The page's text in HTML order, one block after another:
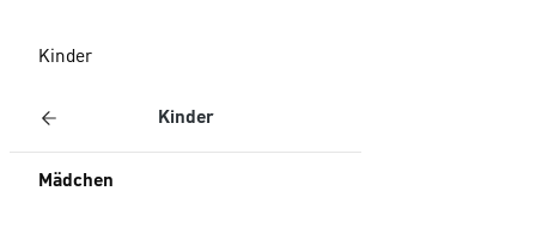
Kinder
Kinder
Mädchen